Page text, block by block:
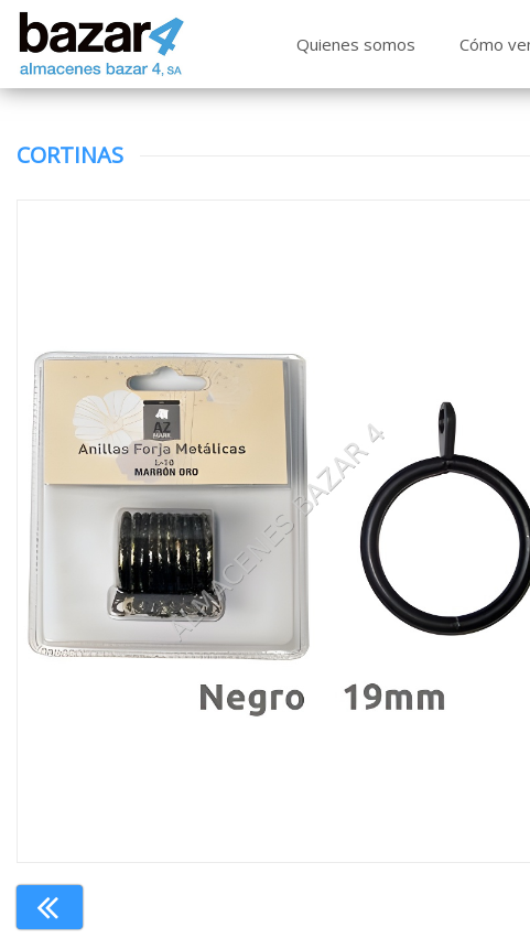
Quienes somos Cómo
CORTINAS